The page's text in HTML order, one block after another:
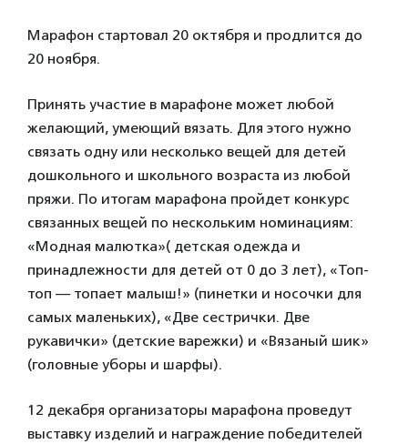
Марафон стартовал 20 октября и продлится до
20 ноября.
Принять участие в марафоне может любой
желающий, умеющий вязать. Для этого нужно
связать одну или несколько вещей для детей
дошкольного и школьного возраста из любой
пряжи. По итогам марафона пройдет конкурс
связанных вещей по нескольким номинациям:
«Модная малютка»( детская одежда и
принадлежности для детей от 0 до 3 лет), «Топ-
топ — топает малыш!» (пинетки и носочки для
самых маленьких), «Две сестрички. Две
рукавички» (детские варежки) и «Вязаный шик»
(головные уборы и шарфы).
12 декабря организаторы марафона проведут
выставку изделий и награждение победителей